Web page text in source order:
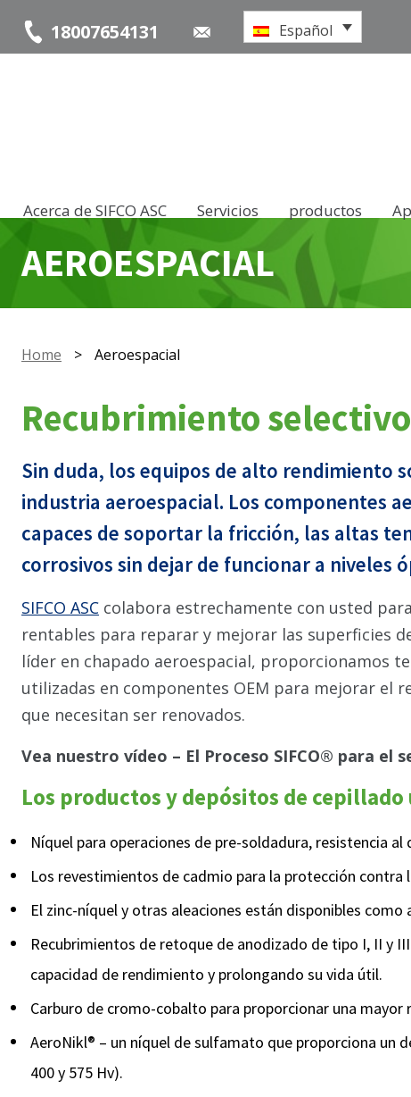
18007654131 Español
Acerca de SIFCO ASC Servicios productos
AEROESPACIAL
Home > Aeroespacial
Recubrimiento
Sin duda, los equipos de alto rendimiento
industria aeroespacial. Los componentes
capaces de soportar la fricción, las altas
corrosivos sin dejar de funcionar a niveles
SIFCO ASC colabora estrechamente con usted
rentables para reparar y mejorar las superficies
líder en chapado aeroespacial, proporcionamos
utilizadas en componentes OEM para mejorar el
que necesitan ser renovados.
Vea nuestro vídeo – El Proceso SIFCO® para el
Los productos y depósitos de
Níquel para operaciones de pre-soldadura, resistencia
Los revestimientos de cadmio para la protección
El zinc-níquel y otras aleaciones están disponibles
Recubrimientos de retoque de anodizado de tipo I, II y
capacidad de rendimiento y prolongando su vida útil.
Carburo de cromo-cobalto para proporcionar una
AeroNikl® – un níquel de sulfamato que proporciona un
400 y 575 Hv).